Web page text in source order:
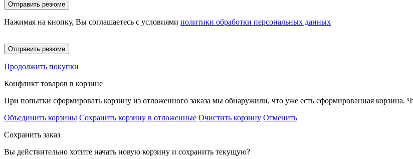
Отправить резюме
Нажимая на кнопку, Вы соглашаетесь с условиями политики обработки персональных данных
Отправить резюме
Продолжить покупки
Конфликт товаров в корзине
При попытки сформировать корзину из отложенного заказа мы обнаружили, что уже есть сформированная корзина.
Объединить корзины Сохранить корзину в отложенные Очистить корзину Отменить
Сохранить заказ
Вы действительно хотите начать новую корзину и сохранить текущую?